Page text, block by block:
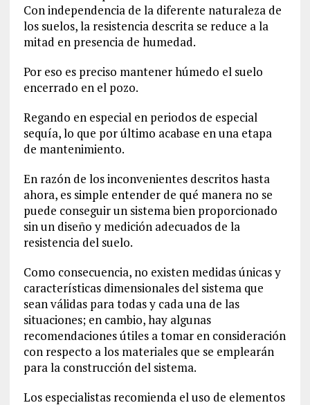
Con independencia de la diferente naturaleza de
los suelos, la resistencia descrita se reduce a la
mitad en presencia de humedad.
Por eso es preciso mantener húmedo el suelo
encerrado en el pozo.
Regando en especial en periodos de especial
sequía, lo que por último acabase en una etapa
de mantenimiento.
En razón de los inconvenientes descritos hasta
ahora, es simple entender de qué manera no se
puede conseguir un sistema bien proporcionado
sin un diseño y medición adecuados de la
resistencia del suelo.
Como consecuencia, no existen medidas únicas y
características dimensionales del sistema que
sean válidas para todas y cada una de las
situaciones; en cambio, hay algunas
recomendaciones útiles a tomar en consideración
con respecto a los materiales que se emplearán
para la construcción del sistema.
Los especialistas recomienda el uso de elementos